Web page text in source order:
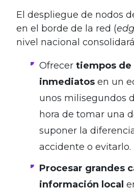
El despliegue de nodos
en el borde de la red (
nivel nacional
Ofrecer tiempos de
inmediatos en un
unos milisegundos
hora de tomar una
suponer la
accidente o evitarlo.
Procesar grandes
información local